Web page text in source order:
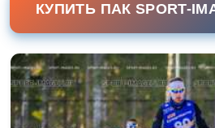
КУПИТЬ ПАК SPORT-